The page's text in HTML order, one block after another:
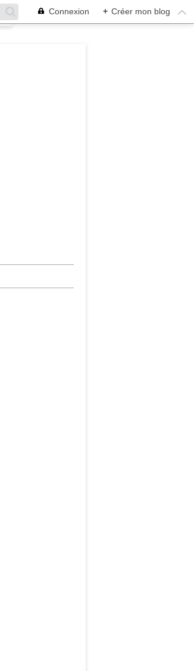
Connexion + Créer mon blog